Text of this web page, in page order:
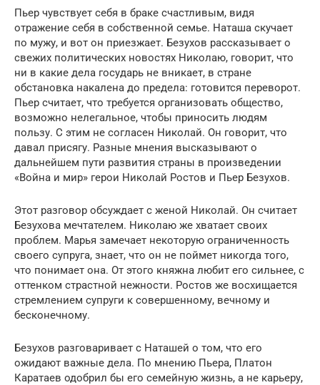
Пьер чувствует себя в браке счастливым, видя
отражение себя в собственной семье. Наташа скучает
по мужу, и вот он приезжает. Безухов рассказывает о
свежих политических новостях Николаю, говорит, что
ни в какие дела государь не вникает, в стране
обстановка накалена до предела: готовится переворот.
Пьер считает, что требуется организовать общество,
возможно нелегальное, чтобы приносить людям
пользу. С этим не согласен Николай. Он говорит, что
давал присягу. Разные мнения высказывают о
дальнейшем пути развития страны в произведении
«Война и мир» герои Николай Ростов и Пьер Безухов.
Этот разговор обсуждает с женой Николай. Он считает
Безухова мечтателем. Николаю же хватает своих
проблем. Марья замечает некоторую ограниченность
своего супруга, знает, что он не поймет никогда того,
что понимает она. От этого княжна любит его сильнее, с
оттенком страстной нежности. Ростов же восхищается
стремлением супруги к совершенному, вечному и
бесконечному.
Безухов разговаривает с Наташей о том, что его
ожидают важные дела. По мнению Пьера, Платон
Каратаев одобрил бы его семейную жизнь, а не карьеру,